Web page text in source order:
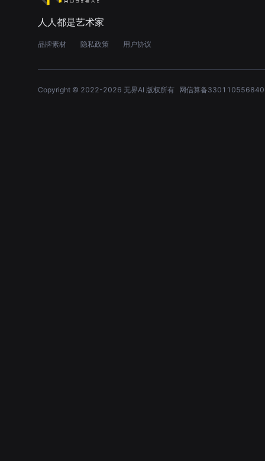
人人都是艺术家
品牌素材 隐私政策 用户协议
Copyright © 2022-2026 无界AI 版权所有 网信算备